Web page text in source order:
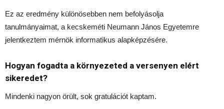
Ez az eredmény különösebben nem befolyásolja
tanulmányaimat, a kecskeméti Neumann János Egyetemre
jelentkeztem mérnök informatikus alapképzésére.
Hogyan fogadta a környezeted a versenyen elért
sikeredet?
Mindenki nagyon örült, sok gratulációt kaptam.